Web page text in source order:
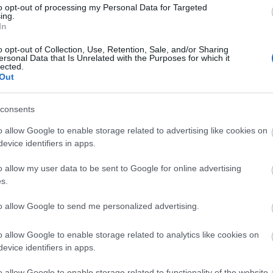
opt-out of processing my Personal Data for Targeted
opt-out of Collection, Use, Retention, Sale, and/or Sharing
Data that Is Unrelated with the Purposes for which it
allow Google to enable storage related to advertising like cookies on
identifiers in apps.
allow my user data to be sent to Google for online advertising
allow Google to send me personalized advertising.
allow Google to enable storage related to analytics like cookies on
identifiers in apps.
serkenti az agyat. Sárga színű tanuló- vagy
könnyebb. Önbizalmat ad, erősít, segíti az intuíciót, testi
tél